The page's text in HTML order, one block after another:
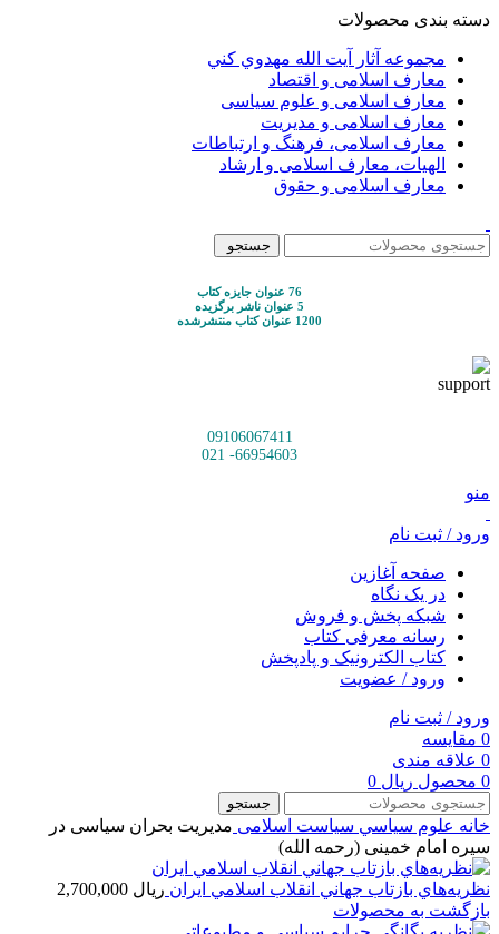
دسته بندی محصولات
مجموعه آثار آيت الله مهدوي كني
معارف اسلامی و اقتصاد
معارف اسلامی و علوم سیاسی
معارف اسلامی و مدیریت
معارف اسلامی، فرهنگ و ارتباطات
الهیات، معارف اسلامی و ارشاد
معارف اسلامی و حقوق
جستجو
76 عنوان جایزه کتاب
5 عنوان ناشر برگزیده
1200 عنوان کتاب منتشرشده
09106067411
66954603- 021
منو
ورود / ثبت نام
صفحه آغازین
در یک نگاه
شبکه پخش و فروش
رسانه معرفی کتاب
کتاب الکترونیک و پادپخش
ورود / عضویت
ورود / ثبت نام
0 مقایسه
0 علاقه مندی
0 محصول ریال
جستجو
خانه علوم سياسي سیاست اسلامی مدیریت بحران سیاسی در
سیره امام خمینی (رحمه الله)
نظريه‌هاي بازتاب جهاني انقلاب اسلامي ایران ریال
بازگشت به محصولات